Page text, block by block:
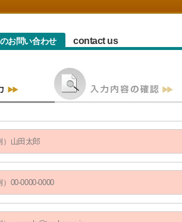
お問い合わせ contact us